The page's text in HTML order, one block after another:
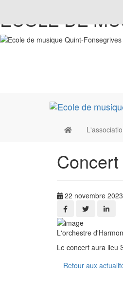
ECOLE DE
22 novembre
L'orchestre
Le concert aura lieu
Retour aux